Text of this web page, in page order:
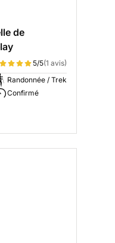
de
5/5(1 avis)
Randonnée / Trek
Confirmé